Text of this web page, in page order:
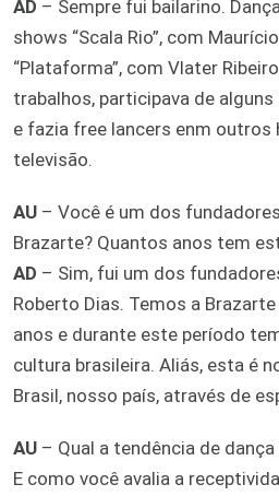
AD – Sempre fui bailarino.
shows “Scala Rio”, com
“Plataforma”, com Vlater
trabalhos, participava de
e fazia free lancers enm outros
televisão.
AU – Você é um dos
Brazarte? Quantos anos tem
AD – Sim, fui um dos
Roberto Dias. Temos a Brazarte
anos e durante este período
cultura brasileira. Aliás, esta é
Brasil, nosso país, através de
AU – Qual a tendência de
E como você avalia a